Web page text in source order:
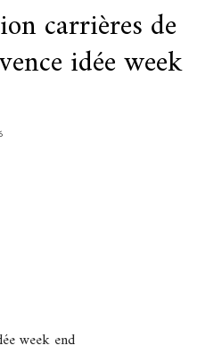
carrières de
idée week
week end